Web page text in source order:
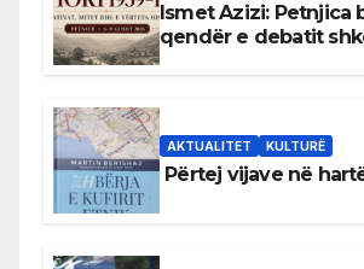
Ismet Azizi: Petnjica
qendër e debatit
AKTUALITET KULTURË
Përtej vijave në